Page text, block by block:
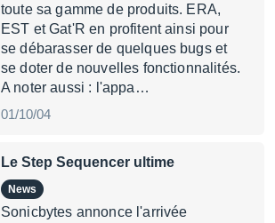
toute sa gamme de produits. ERA,
EST et Gat'R en profitent ainsi pour
se débarasser de quelques bugs et
se doter de nouvelles fonctionnalités.
A noter aussi : l'appa…
01/10/04
Le Step Sequencer ultime
News
Sonicbytes annonce l'arrivée